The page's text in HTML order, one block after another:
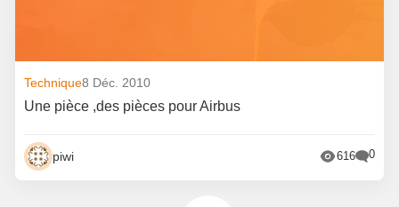
Technique8 Déc. 2010
Une pièce ,des pièces pour Airbus
piwi 616 0